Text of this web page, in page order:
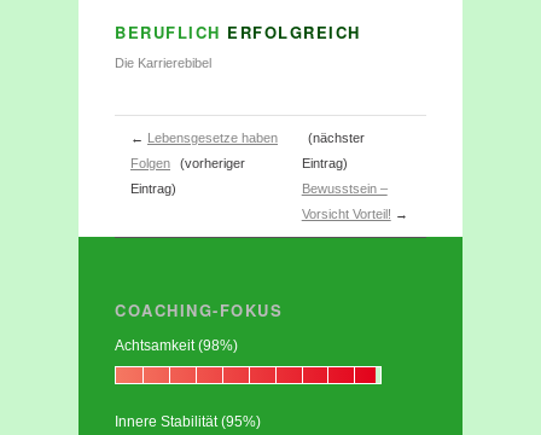
BERUFLICH ERFOLGREICH
Die Karrierebibel
← Lebensgesetze haben
Folgen
(vorheriger
Eintrag)
(nächster
Eintrag)
Bewusstsein –
Vorsicht Vorteil! →
COACHING-FOKUS
Achtsamkeit (98%)
Innere Stabilität (95%)